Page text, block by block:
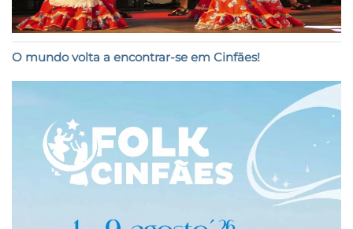
O mundo volta a encontrar-se em Cinfães!